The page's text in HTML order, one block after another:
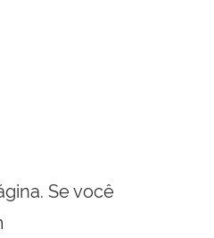
Se você